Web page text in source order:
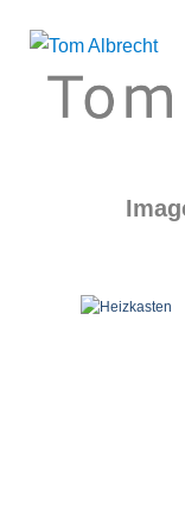
Tom Albrecht